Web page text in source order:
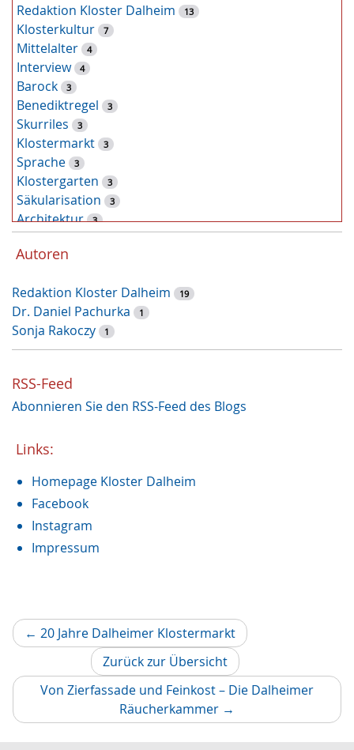
Redaktion Kloster Dalheim 13
Klosterkultur 7
Mittelalter 4
Interview 4
Barock 3
Benediktregel 3
Skurriles 3
Klostermarkt 3
Sprache 3
Klostergarten 3
Säkularisation 3
Architektur 3
Tiere
Pflanzen
Zufallsfund 2
Kunst 2
Klostermauer 1
Fasten 1
Handwerk
Dalheimer Sommer 1
Nonnenkloster
Augustinus von Hippo 1
Weihnachtszeit
Recht und Unrecht
Restauruierung
Et labora
Autoren
Redaktion Kloster Dalheim 19
Dr. Daniel Pachurka 1
Sonja Rakoczy 1
RSS-Feed
Abonnieren Sie den RSS-Feed des Blogs
Links:
Homepage Kloster Dalheim
Facebook
Instagram
Impressum
← 20 Jahre Dalheimer KlostermarktVorheriger
Artikel
Zurück zur Übersicht
Von Zierfassade und Feinkost – Die Dalheimer
Räucherkammer Nächster
Artikel
→